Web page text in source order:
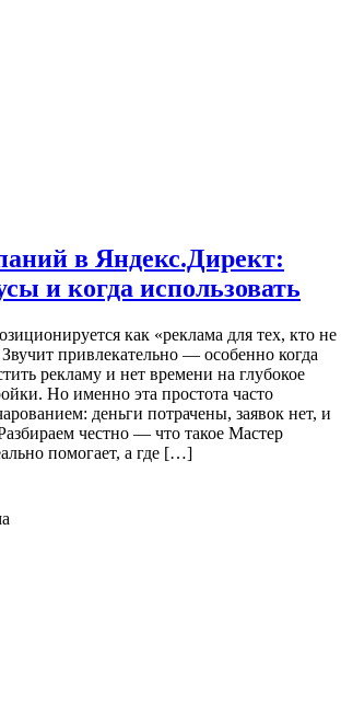
в Яндекс.Директ:
и когда использовать
как «реклама для тех, кто не
Звучит привлекательно — особенно когда
рекламу и нет времени на глубокое
Но именно эта простота часто
деньги потрачены, заявок нет, и
честно — что такое Мастер
помогает, а где […]